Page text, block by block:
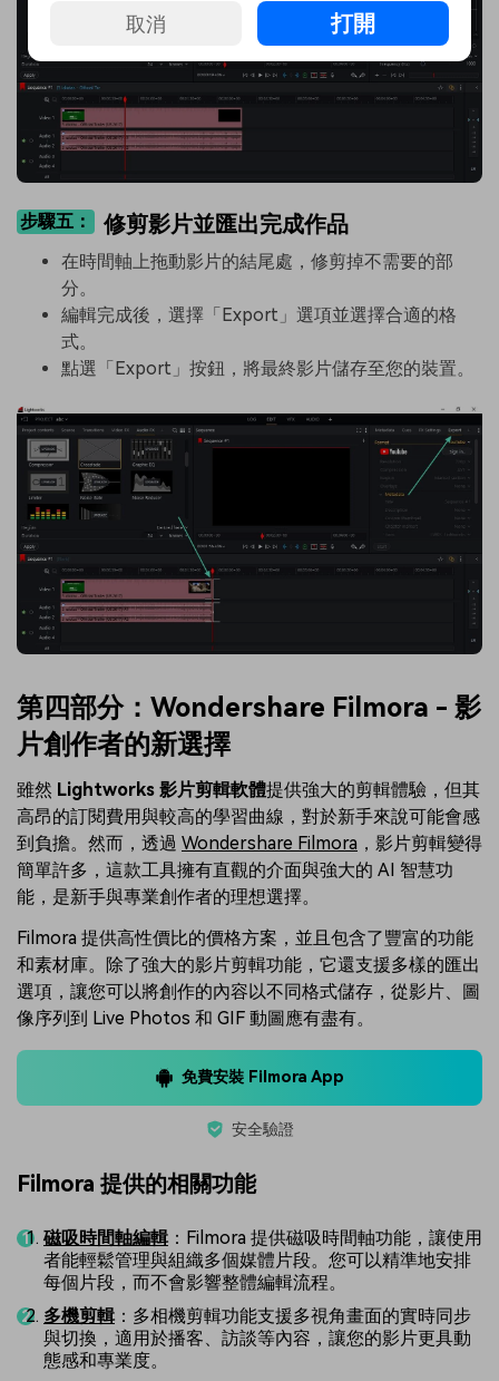
步驟五： 修剪影片並匯出完成作品
在時間軸上拖動影片的結尾處，修剪掉不需要的部
分。
編輯完成後，選擇「Export」選項並選擇合適的格
式。
點選「Export」按鈕，將最終影片儲存至您的裝置。
第四部分：Wondershare Filmora - 影
片創作者的新選擇
雖然 Lightworks 影片剪輯軟體提供強大的剪輯體驗，但其
高昂的訂閱費用與較高的學習曲線，對於新手來說可能會感
到負擔。然而，透過 Wondershare Filmora ，影片剪輯變得
簡單許多，這款工具擁有直觀的介面與強大的 AI 智慧功
能，是新手與專業創作者的理想選擇。
Filmora 提供高性價比的價格方案，並且包含了豐富的功能
和素材庫。除了強大的影片剪輯功能，它還支援多樣的匯出
選項，讓您可以將創作的內容以不同格式儲存，從影片、圖
像序列到 Live Photos 和 GIF 動圖應有盡有。
免費安裝 Filmora App
安全驗證
Filmora 提供的相關功能
磁吸時間軸編輯 ：Filmora 提供磁吸時間軸功能，讓使用
者能輕鬆管理與組織多個媒體片段。您可以精準地安排
每個片段，而不會影響整體編輯流程。
多機剪輯 ：多相機剪輯功能支援多視角畫面的實時同步
與切換，適用於播客、訪談等內容，讓您的影片更具動
態感和專業度。
取消 打開